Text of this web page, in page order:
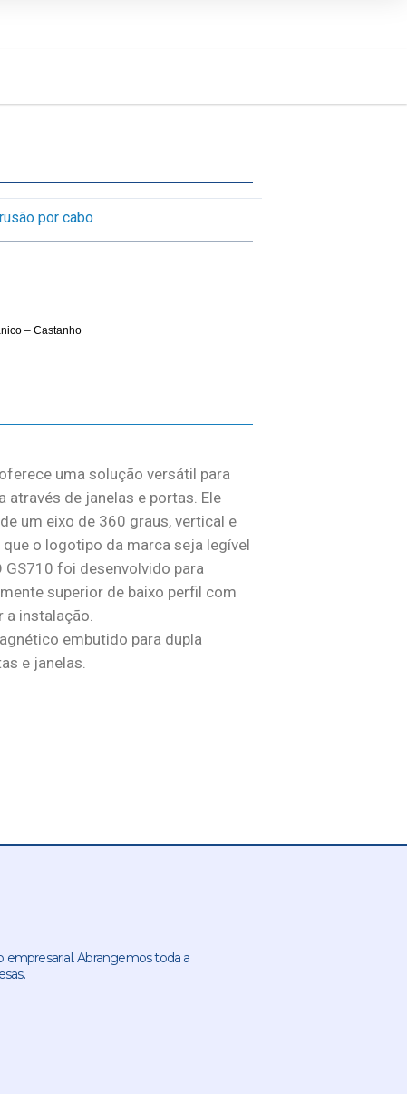
por cabo
– Castanho
uma solução versátil para
de janelas e portas. Ele
um eixo de 360 graus, vertical e
o logotipo da marca seja legível
GS710 foi desenvolvido para
superior de baixo perfil com
a instalação.
embutido para dupla
e janelas.
Abrangemos toda a